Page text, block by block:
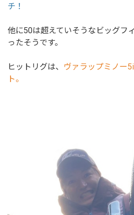
チ！
他に50は超えていそうなビッグフ
ったそうです。
ヒットリグは、
ヴァラップミノー
ト。